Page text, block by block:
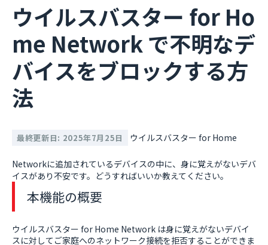
ウイルスバスター for Ho
me Network で不明なデ
バイスをブロックする方
法
最終更新日: 2025年7月25日 ウイルスバスター for Home
Networkに追加されているデバイスの中に、身に覚えがないデバ
イスがあり不安です。どうすればいいか教えてください。
本機能の概要
ウイルスバスター for Home Network は身に覚えがないデバイ
スに対してご家庭へのネットワーク接続を拒否することができま